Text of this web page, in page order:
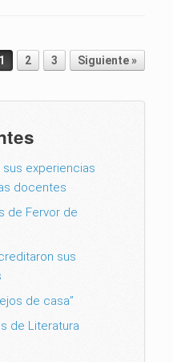
1 2 3 Siguiente »
experiencias
docentes
de Fervor de
sus
de casa”
de Literatura